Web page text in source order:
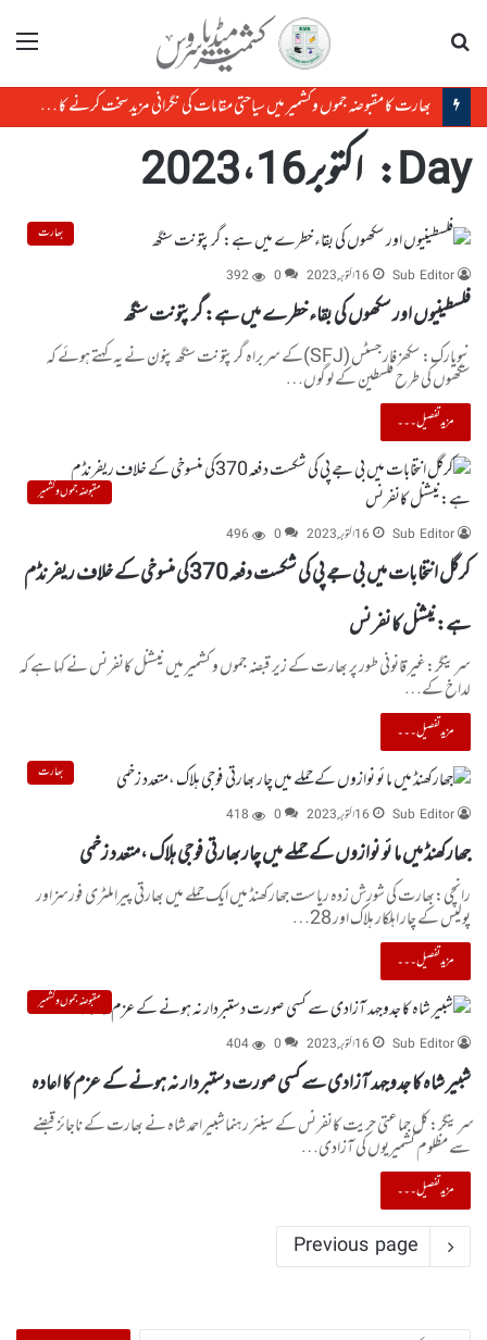
مینو
بھارت کا مقبوضہ جموں وکشمیر میں سیاحتی مقامات کی نگرانی مزید سخت کرنے کا منصوبہ
Day: اکتوبر 16، 2023
بھارت
Sub Editor
16 اکتوبر, 2023 0
392
فلسطینیوں اور سکھوں کی بقاء خطرے میں ہے: گرپتونت سنگھ
نیویارک: سکھز فار جسٹس (SFJ)کے سربراہ گرپتونت سنگھ پنون نے یہ کہتے ہوئے کہ
سکھوں کی طرح فلسطین کے لوگوں…
مزید تفصیل۔۔۔
مقبوضہ جموں و کشمیر
Sub Editor
16 اکتوبر, 2023 0
496
کرگل انتخابات میں بی جے پی کی شکست دفعہ370کی منسوخی کے خلاف ریفرنڈم
ہے:نیشنل کانفرنس
سرینگر:غیر قانونی طور پر بھارت کے زیر قبضہ جموں و کشمیر میں نیشنل کانفرنس نے کہا ہے کہ
لداخ کے…
مزید تفصیل۔۔۔
بھارت
Sub Editor
16 اکتوبر, 2023 0
418
جھارکھنڈ میں ما ئو نوازوں کے حملے میں چار بھارتی فوجی ہلاک ،متعدد زخمی
رانچی:بھارت کی شورش زدہ ریاست جھارکھنڈ میں ایک حملے میں بھارتی پیراملٹری فورسزاور
پولیس کے چار اہلکار ہلاک اور 28…
مزید تفصیل۔۔۔
مقبوضہ جموں و کشمیر
Sub Editor
16 اکتوبر, 2023 0
404
شبیر شاہ کا جدوجہد آزادی سے کسی صورت دستبردار نہ ہونے کے عزم کا اعادہ
سرینگر:کل جماعتی حریت کانفرنس کے سینئر رہنماشبیر احمد شاہ نے بھارت کے ناجائز قبضے
سے مظلوم کشمیریوں کی آزادی…
مزید تفصیل۔۔۔
Previous page